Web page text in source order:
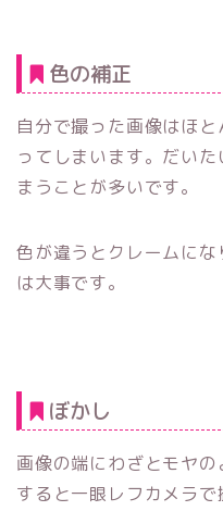
色の補正
自分で撮った画像はほ
ってしまいます。だい
まうことが多いです。
色が違うとクレームに
は大事です。
ぼかし
画像の端にわざとモヤ
すると一眼レフカメラ